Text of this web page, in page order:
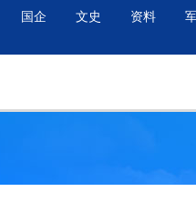
国企 文史 资料